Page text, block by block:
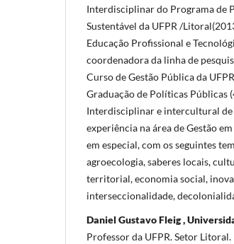
Interdisciplinar do Programa de
Sustentável da UFPR /
Educação Profissional e
coordenadora da linha de
Curso de Gestão Pública da
Graduação de Políticas Públicas
Interdisciplinar e intercultural de
experiência na área de Gestão
em especial, com os seguintes
agroecologia, saberes locais,
territorial, economia social,
interseccionalidade,
Daniel Gustavo Fleig ,
Professor da UFPR. Setor